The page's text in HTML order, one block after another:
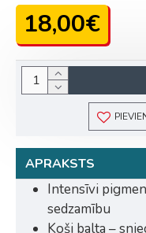
18,00€
APRAKSTS
Intensīvi
sedzamību
Koši balta –